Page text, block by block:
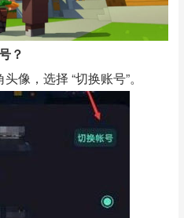
？
像，选择 “切换账号”。